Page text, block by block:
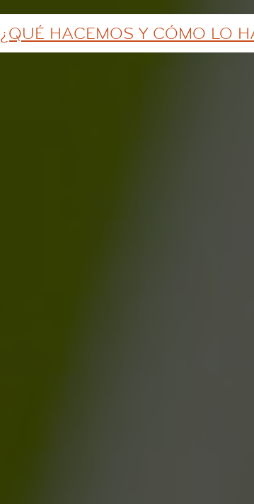
¿QUÉ HACEMOS Y CÓMO LO